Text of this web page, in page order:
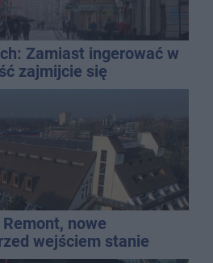
Zamiast ingerować w
zajmijcie się
nowe
wejściem stanie